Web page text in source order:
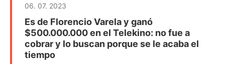
06. 07. 2023
Es de Florencio Varela y ganó
$500.000.000 en el Telekino: no fue a
cobrar y lo buscan porque se le acaba el
tiempo